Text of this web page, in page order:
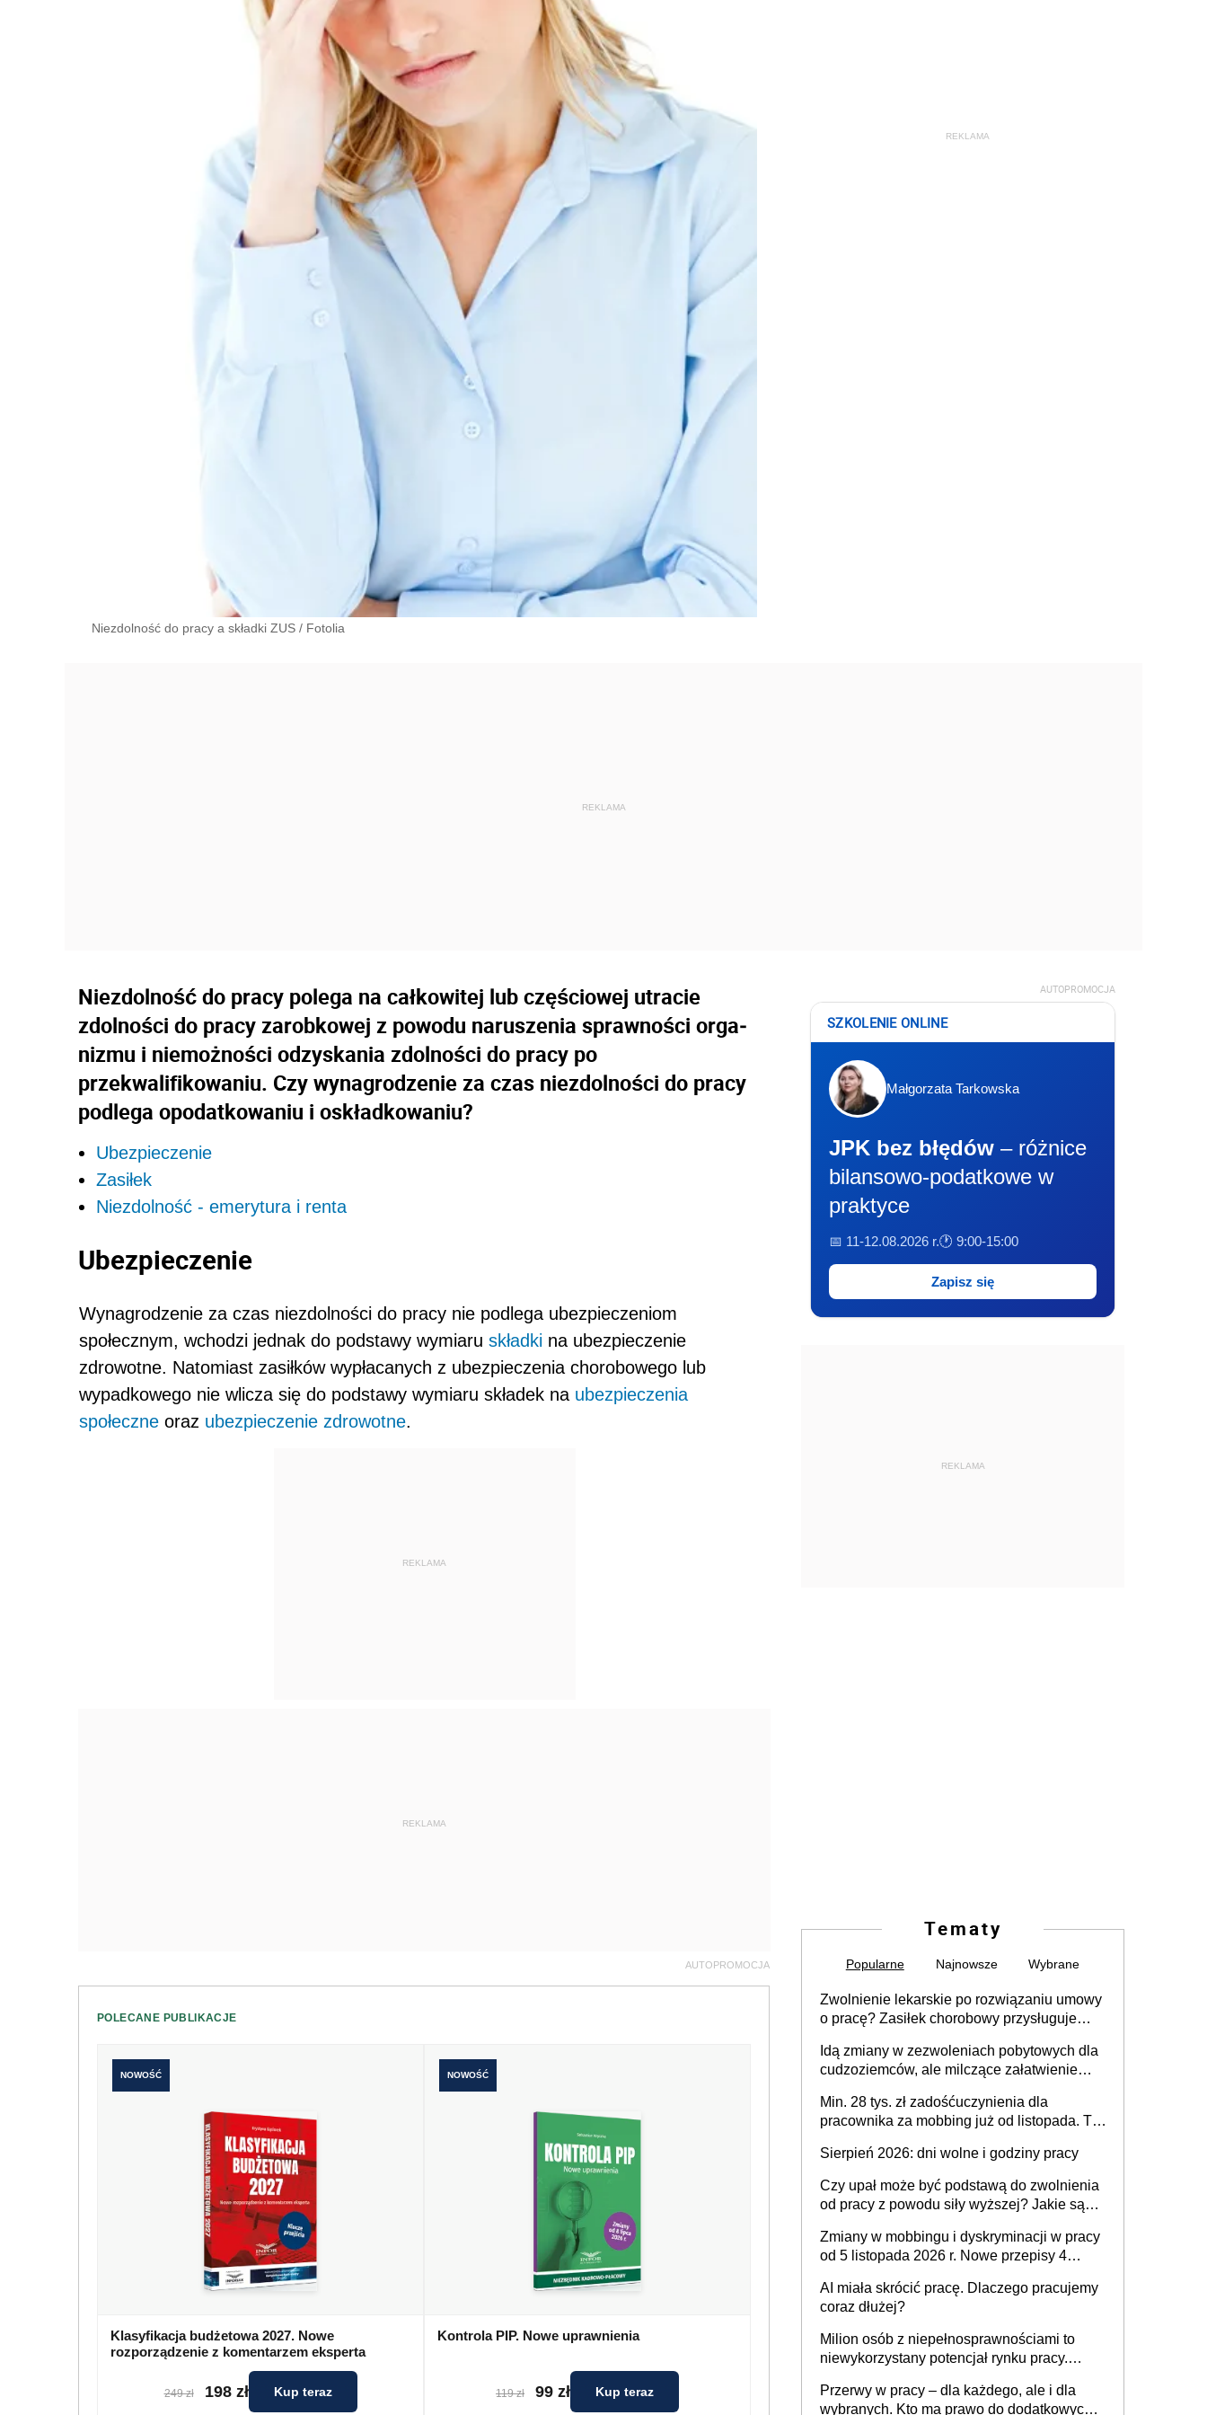
Niezdolność do pracy a składki ZUS / Fotolia
Niezdolność do pracy polega na całkowitej lub częściowej utracie
zdolności do pracy zarobkowej z powodu naruszenia sprawności orga­
nizmu i niemożności odzyskania zdolności do pracy po
przekwalifikowaniu. Czy wynagrodzenie za czas niezdolności do pracy
podlega opodatkowaniu i oskładkowaniu?
Ubezpieczenie
Zasiłek
Niezdolność - emerytura i renta
Ubezpieczenie
Wynagrodzenie za czas niezdolności do pracy nie podlega ubezpieczeniom
społecznym, wchodzi jed­nak do podstawy wymiaruskładki na ubezpiecze­nie
zdrowotne. Natomiast zasiłków wypłacanych z ubezpieczenia chorobowego lub
wypadkowe­go nie wlicza się do podstawy wymiaru składek na ubezpieczenia
społeczne oraz ubezpieczenie zdrowotne.
REKLAMA
REKLAMA
AUTOPROMOCJA
POLECANE PUBLIKACJE
NOWOŚĆ
Klasyfikacja budżetowa 2027. Nowe
rozporządzenie z komentarzem eksperta
249 zł 198 zł Kup teraz
NOWOŚĆ
Kontrola PIP. Nowe uprawnienia
119 zł 99 zł Kup teraz
AUTOPROMOCJA
SZKOLENIE ONLINE
Małgorzata Tarkowska
JPK bez błędów – różnice
bilansowo-podatkowe w
praktyce
📅 11-12.08.2026 r.🕐 9:00-15:00
Zapisz się
REKLAMA
Tematy
Popularne Najnowsze Wybrane
Zwolnienie lekarskie po rozwiązaniu umowy
o pracę? Zasiłek chorobowy przysługuje
dni od ustania stosunku pracy
Idą zmiany w zezwoleniach pobytowych dla
cudzoziemców, ale milczące załatwienie
Min. 28 tys. zł zadośćuczynienia dla
pracownika za mobbing już od listopada. To
zespołu
Sierpień 2026: dni wolne i godziny pracy
Czy upał może być podstawą do zwolnienia
od pracy z powodu siły wyższej? Jakie są
Zmiany w mobbingu i dyskryminacji w pracy
od 5 listopada 2026 r. Nowe przepisy 4
Ustaw
AI miała skrócić pracę. Dlaczego pracujemy
coraz dłużej?
Milion osób z niepełnosprawnościami to
niewykorzystany potencjał rynku pracy.
dofinansowań czy refundacji, ale bariery po
Przerwy w pracy – dla każdego, ale i dla
wybranych. Kto ma prawo do dodatkowych